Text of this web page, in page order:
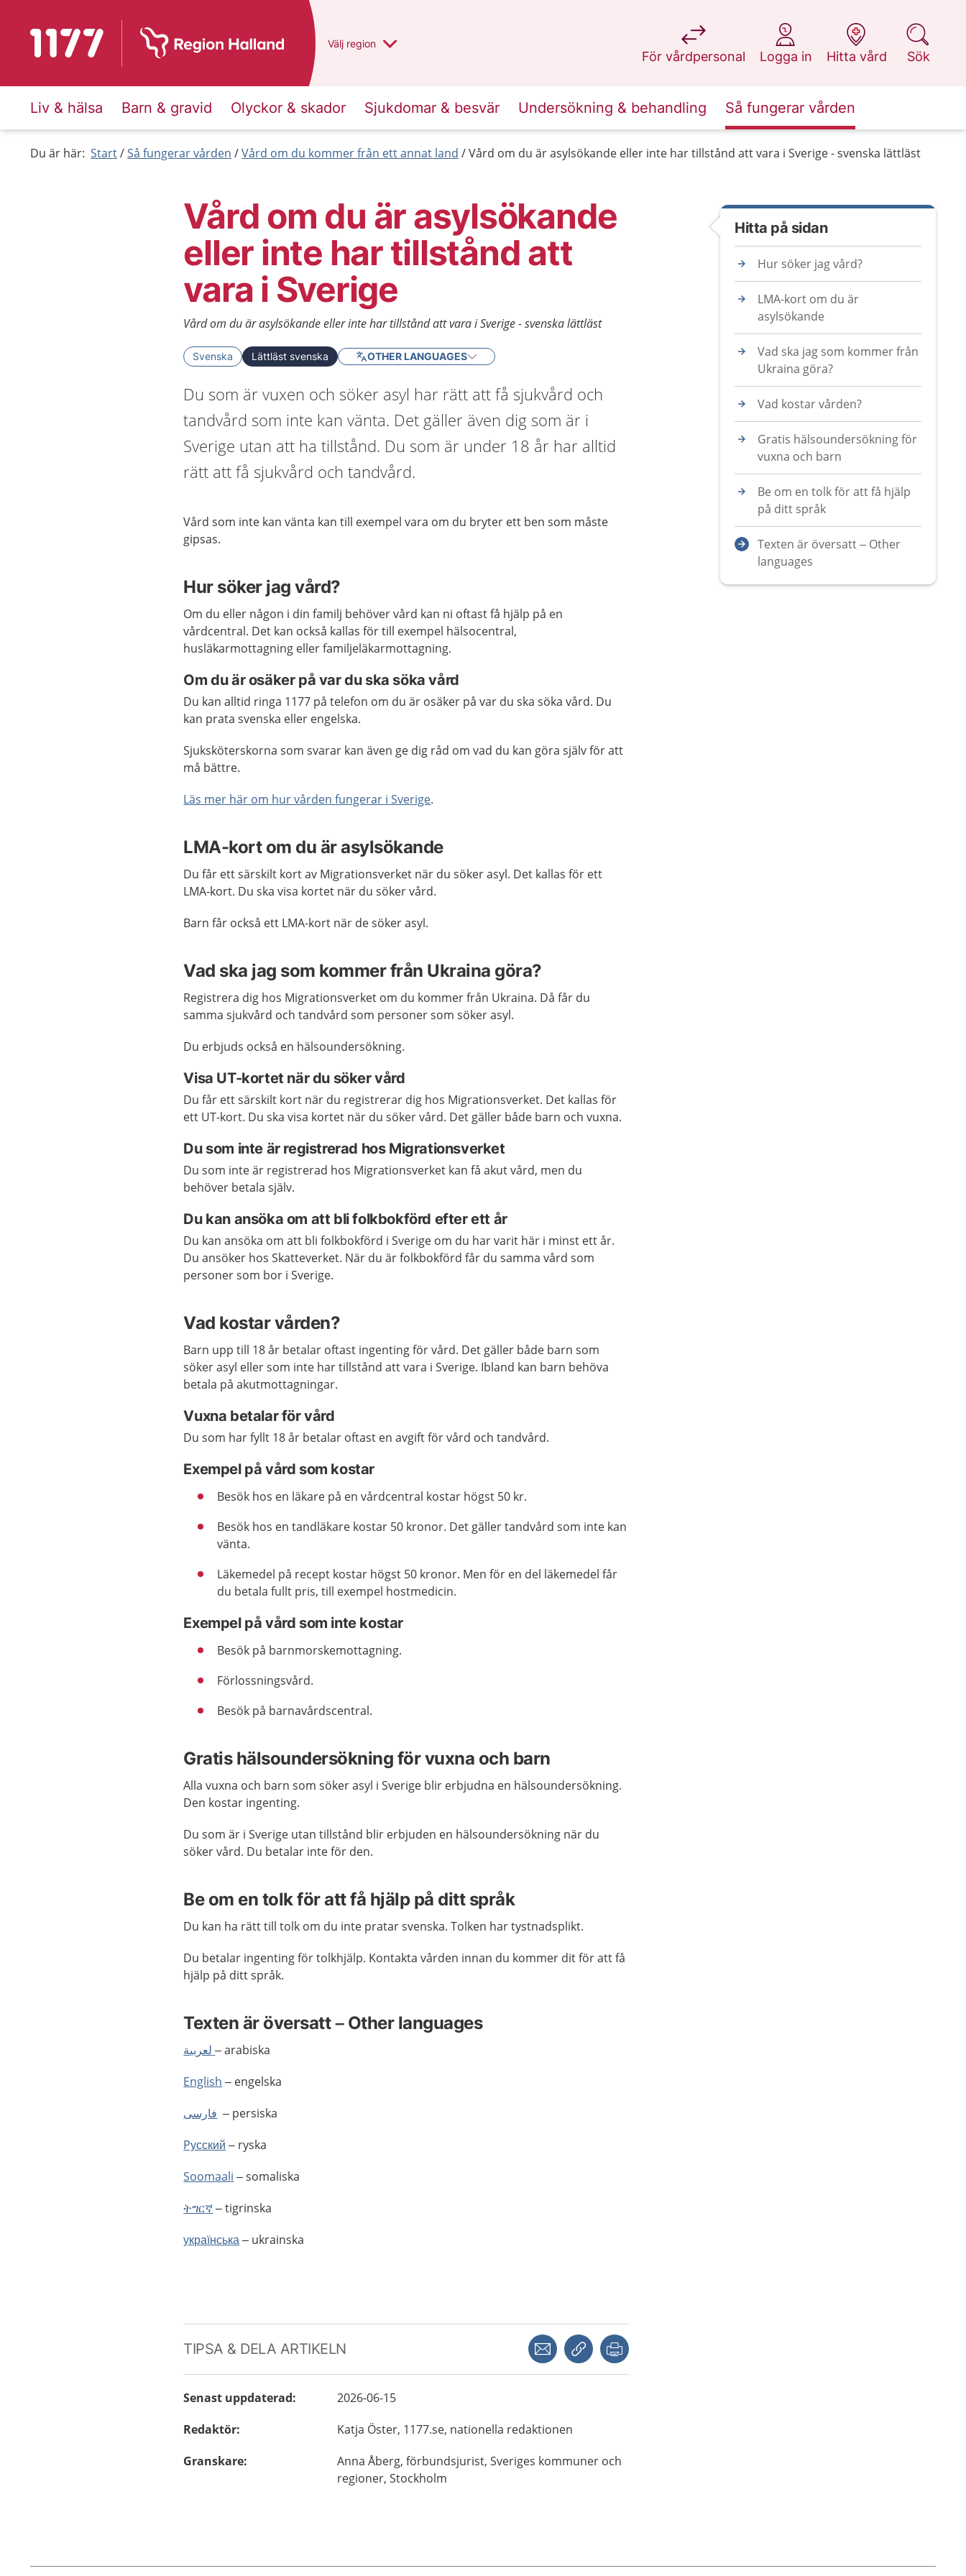
Till startsidan för 1177 Du har valt region
Välj en annan
region
För vårdpersonal
på 1177.se
Logga in
på 1177.se
Hitta vård
på 1177.se
Sök
på 1177.se
Liv & hälsa Barn & gravid Olyckor & skador Sjukdomar & besvär Undersökning & behandling Så fungerar vården
Du är här: Start Så fungerar vården Vård om du kommer från ett annat land Vård om du är asylsökande eller inte har tillstånd att vara i Sverige - svenska lättläst
Vård om du är asylsökande
eller inte har tillstånd att
vara i Sverige
Vård om du är asylsökande eller inte har tillstånd att vara i Sverige - svenska lättläst
Svenska Lättläst svenska OTHER LANGUAGES
Du som är vuxen och söker asyl har rätt att få sjukvård och
tandvård som inte kan vänta. Det gäller även dig som är i
Sverige utan att ha tillstånd. Du som är under 18 år har alltid
rätt att få sjukvård och tandvård.
Vård som inte kan vänta kan till exempel vara om du bryter ett ben som måste
gipsas.
Hur söker jag vård?
Om du eller någon i din familj behöver vård kan ni oftast få hjälp på en
vårdcentral. Det kan också kallas för till exempel hälsocentral,
husläkarmottagning eller familjeläkarmottagning.
Om du är osäker på var du ska söka vård
Du kan alltid ringa 1177 på telefon om du är osäker på var du ska söka vård. Du
kan prata svenska eller engelska.
Sjuksköterskorna som svarar kan även ge dig råd om vad du kan göra själv för att
må bättre.
Läs mer här om hur vården fungerar i Sverige.
LMA-kort om du är asylsökande
Du får ett särskilt kort av Migrationsverket när du söker asyl. Det kallas för ett
LMA-kort. Du ska visa kortet när du söker vård.
Barn får också ett LMA-kort när de söker asyl.
Vad ska jag som kommer från Ukraina göra?
Registrera dig hos Migrationsverket om du kommer från Ukraina. Då får du
samma sjukvård och tandvård som personer som söker asyl.
Du erbjuds också en hälsoundersökning.
Visa UT-kortet när du söker vård
Du får ett särskilt kort när du registrerar dig hos Migrationsverket. Det kallas för
ett UT-kort. Du ska visa kortet när du söker vård. Det gäller både barn och vuxna.
Du som inte är registrerad hos Migrationsverket
Du som inte är registrerad hos Migrationsverket kan få akut vård, men du
behöver betala själv.
Du kan ansöka om att bli folkbokförd efter ett år
Du kan ansöka om att bli folkbokförd i Sverige om du har varit här i minst ett år.
Du ansöker hos Skatteverket. När du är folkbokförd får du samma vård som
personer som bor i Sverige.
Vad kostar vården?
Barn upp till 18 år betalar oftast ingenting för vård. Det gäller både barn som
söker asyl eller som inte har tillstånd att vara i Sverige. Ibland kan barn behöva
betala på akutmottagningar.
Vuxna betalar för vård
Du som har fyllt 18 år betalar oftast en avgift för vård och tandvård.
Exempel på vård som kostar
Besök hos en läkare på en vårdcentral kostar högst 50 kr.
Besök hos en tandläkare kostar 50 kronor. Det gäller tandvård som inte kan
vänta.
Läkemedel på recept kostar högst 50 kronor. Men för en del läkemedel får
du betala fullt pris, till exempel hostmedicin.
Exempel på vård som inte kostar
Besök på barnmorskemottagning.
Förlossningsvård.
Besök på barnavårdscentral.
Gratis hälsoundersökning för vuxna och barn
Alla vuxna och barn som söker asyl i Sverige blir erbjudna en hälsoundersökning.
Den kostar ingenting.
Du som är i Sverige utan tillstånd blir erbjuden en hälsoundersökning när du
söker vård. Du betalar inte för den.
Be om en tolk för att få hjälp på ditt språk
Du kan ha rätt till tolk om du inte pratar svenska. Tolken har tystnadsplikt.
Du betalar ingenting för tolkhjälp. Kontakta vården innan du kommer dit för att få
hjälp på ditt språk.
Texten är översatt – Other languages
لعربية– arabiska
English – engelska
فارسی – persiska
Pусский – ryska
Soomaali – somaliska
ትግርኛ– tigrinska
українська– ukrainska
TIPSA & DELA ARTIKELN Dela via mejlKopiera länk
Senast uppdaterad:
2026-06-15
Redaktör: Katja Öster, 1177.se, nationella redaktionen
Granskare: Anna Åberg, förbundsjurist, Sveriges kommuner och
regioner, Stockholm
Hitta på sidan
Hur söker jag vård?
LMA-kort om du är
asylsökande
Vad ska jag som kommer från
Ukraina göra?
Vad kostar vården?
Gratis hälsoundersökning för
vuxna och barn
Be om en tolk för att få hjälp
på ditt språk
Texten är översatt – Other
languages